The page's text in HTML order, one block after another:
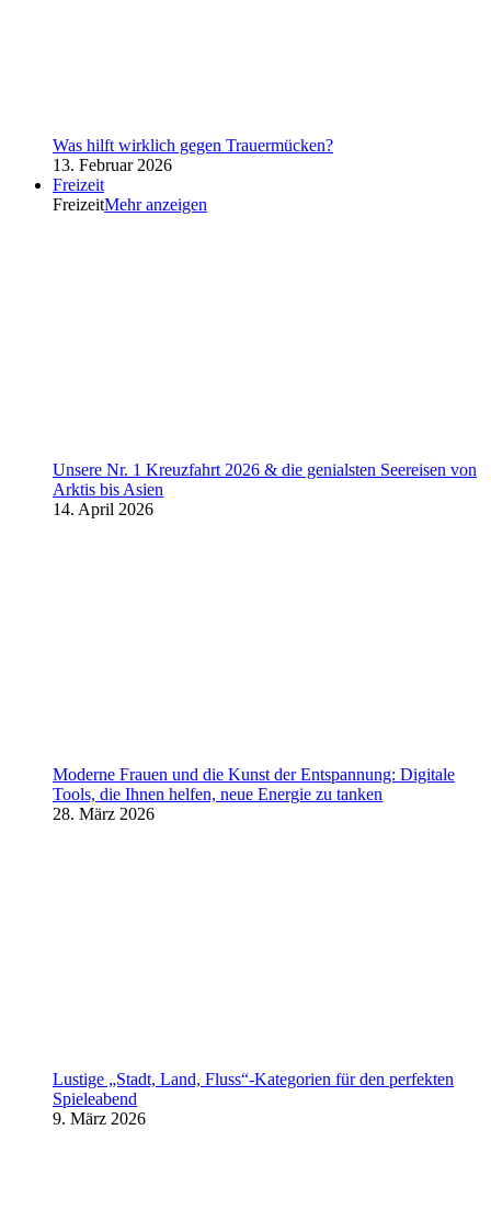
Was hilft wirklich gegen Trauermücken?
13. Februar 2026
Freizeit
FreizeitMehr anzeigen
Unsere Nr. 1 Kreuzfahrt 2026 & die genialsten Seereisen von
Arktis bis Asien
14. April 2026
Moderne Frauen und die Kunst der Entspannung: Digitale
Tools, die Ihnen helfen, neue Energie zu tanken
28. März 2026
Lustige „Stadt, Land, Fluss“-Kategorien für den perfekten
Spieleabend
9. März 2026